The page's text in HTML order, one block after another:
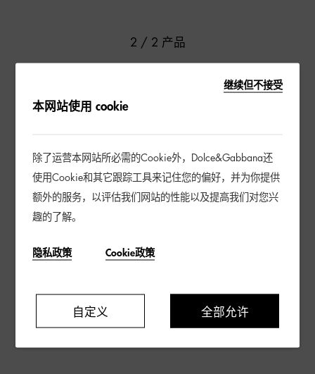
2 / 2 产品
继续但不接受
本网站使用 cookie
除了运营本网站所必需的Cookie外，Dolce&Gabbana还
使用Cookie和其它跟踪工具来记住您的偏好，并为你提供
额外的服务，以评估我们网站的性能以及提高我们对您兴
趣的了解。
隐私政策 Cookie政策
自定义 全部允许